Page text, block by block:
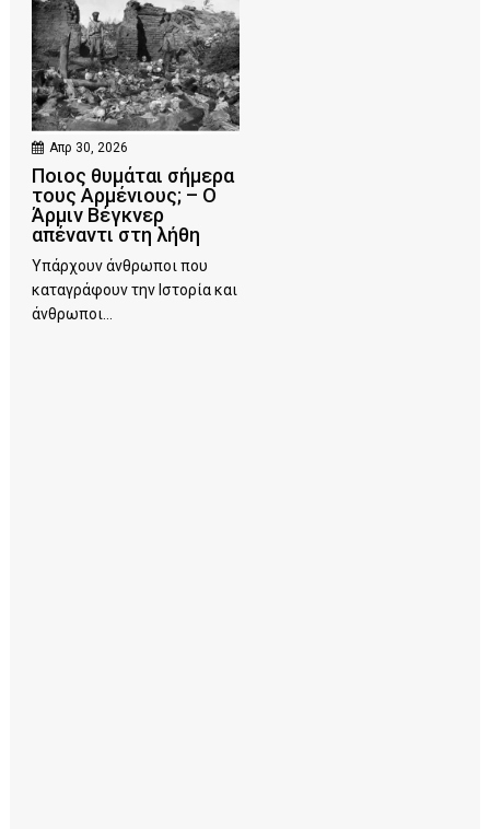
Απρ 30, 2026
Ποιος θυμάται σήμερα
τους Αρμένιους; – Ο
Άρμιν Βέγκνερ
απέναντι στη λήθη
Υπάρχουν άνθρωποι που
καταγράφουν την Ιστορία και
άνθρωποι...